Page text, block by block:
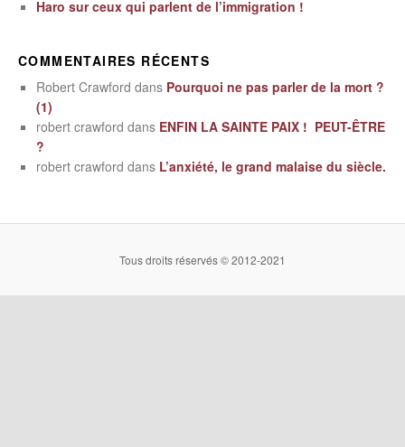
Haro sur ceux qui parlent de l’immigration !
COMMENTAIRES RÉCENTS
Robert Crawford dans Pourquoi ne pas parler de la mort ?
(1)
robert crawford dans ENFIN LA SAINTE PAIX ! PEUT-ÊTRE
?
robert crawford dans L’anxiété, le grand malaise du siècle.
Tous droits réservés © 2012-2021